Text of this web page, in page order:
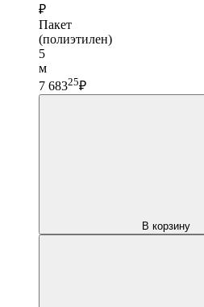
₽
Пакет
(полиэтилен)
5
м
7 68325₽
В корзину